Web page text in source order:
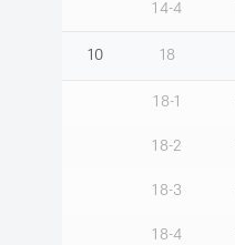
14-4
10 18
18-1
18-2
18-3
18-4